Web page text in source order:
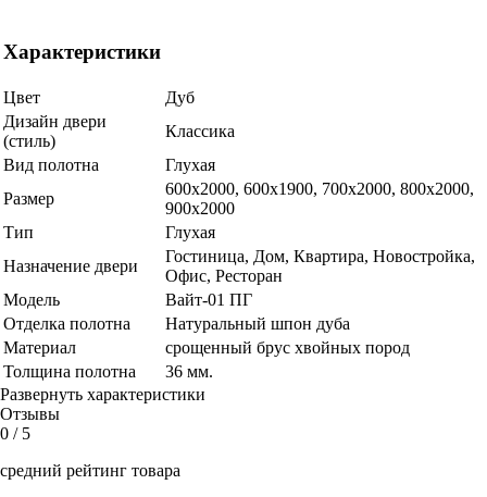
Характеристики
Цвет
Дуб
Дизайн двери
(стиль)
Классика
Вид полотна
Глухая
Размер
600x2000, 600х1900, 700x2000, 800x2000,
900x2000
Тип
Глухая
Назначение двери
Гостиница, Дом, Квартира, Новостройка,
Офис, Ресторан
Модель
Вайт-01 ПГ
Отделка полотна
Натуральный шпон дуба
Материал
срощенный брус хвойных пород
Толщина полотна
36 мм.
Развернуть характеристики
Отзывы
0 / 5
средний рейтинг товара